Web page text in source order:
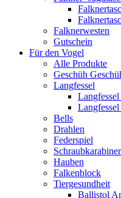
Falknerwesten
Gutschein
Für den Vogel
Alle Produkte
Geschüh
Langfessel
Bells
Drahlen
Federspiel
Schraubkarabiner
Hauben
Falkenblock
Tiergesundheit
Ballistol